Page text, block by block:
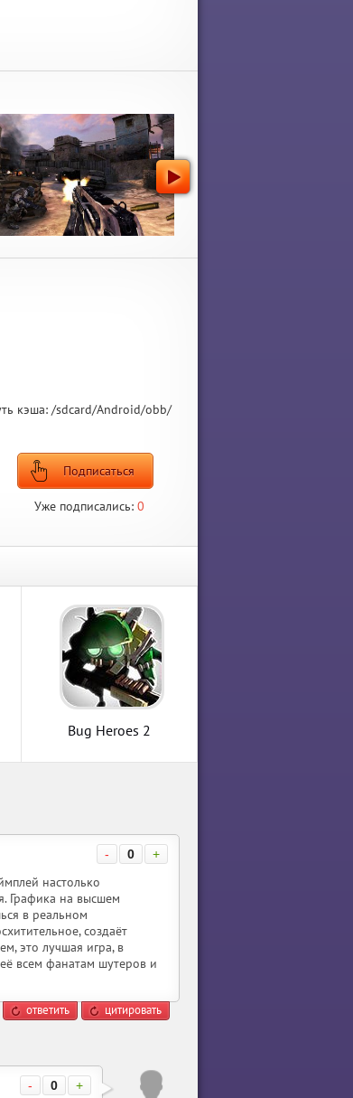
кэша: /sdcard/Android/obb/
Подписаться
Уже подписались: 0
Bug Heroes 2
- 0 +
настолько
Графика на высшем
в реальном
создаёт
это лучшая игра, в
всем фанатам шутеров и
ответить цитировать
- 0 +